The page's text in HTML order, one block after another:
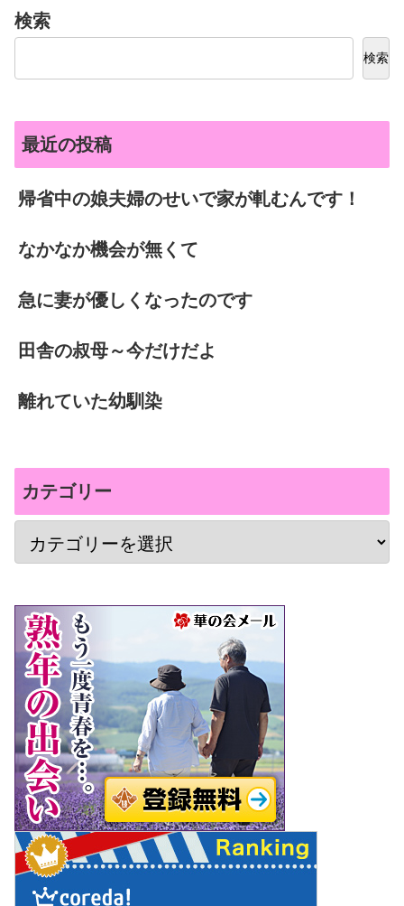
検索
検索
最近の投稿
帰省中の娘夫婦のせいで家が軋むんです！
なかなか機会が無くて
急に妻が優しくなったのです
田舎の叔母～今だけだよ
離れていた幼馴染
カテゴリー